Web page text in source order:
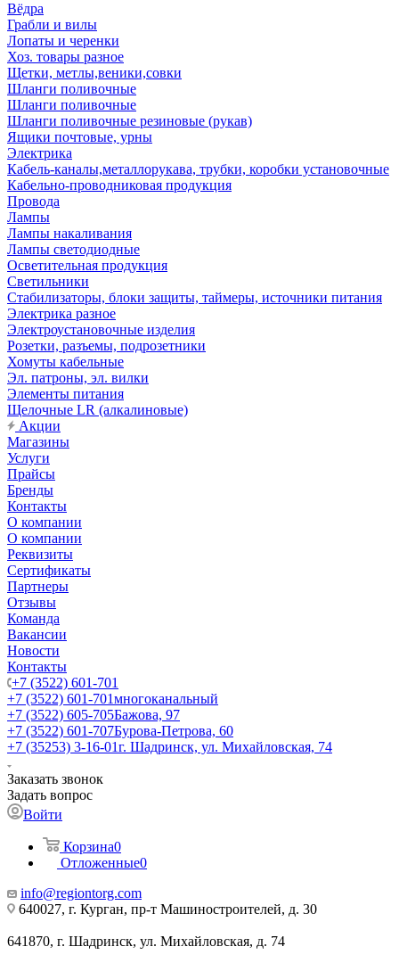
Вёдра
Грабли и вилы
Лопаты и черенки
Хоз. товары разное
Щетки, метлы,веники,совки
Шланги поливочные
Шланги поливочные
Шланги поливочные резиновые (рукав)
Ящики почтовые, урны
Электрика
Кабель-каналы,металлорукава, трубки, коробки установочные
Кабельно-проводниковая продукция
Провода
Лампы
Лампы накаливания
Лампы светодиодные
Осветительная продукция
Светильники
Стабилизаторы, блоки защиты, таймеры, источники питания
Электрика разное
Электроустановочные изделия
Розетки, разъемы, подрозетники
Хомуты кабельные
Эл. патроны, эл. вилки
Элементы питания
Щелочные LR (алкалиновые)
Акции
Магазины
Услуги
Прайсы
Бренды
Контакты
О компании
О компании
Реквизиты
Сертификаты
Партнеры
Отзывы
Команда
Вакансии
Новости
Контакты
+7 (3522) 601-701
+7 (3522) 601-701многоканальный
+7 (3522) 605-705Бажова, 97
+7 (3522) 601-707Бурова-Петрова, 60
+7 (35253) 3-16-01г. Шадринск, ул. Михайловская, 74
Заказать звонок
Задать вопрос
Войти
Корзина0
Отложенные0
info@regiontorg.com
640027, г. Курган, пр-т Машиностроителей, д. 30
641870, г. Шадринск, ул. Михайловская, д. 74